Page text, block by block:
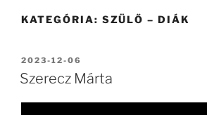
KATEGÓRIA: SZÜLŐ – DIÁK
BEKÜLDVE:
2023-12-06
Szerecz Márta